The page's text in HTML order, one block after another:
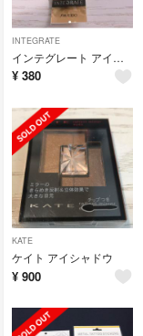
INTEGRATE
インテグレート アイライン 未使用
¥ 380
KATE
ケイト アイシャドウ
¥ 900